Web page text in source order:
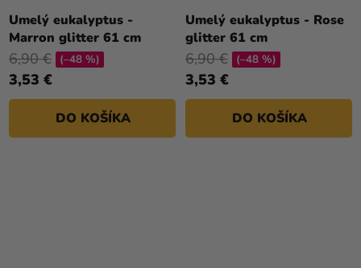
Umelý eukalyptus -
Marron glitter 61 cm
3,53 €
6,90 € (–48 %)
DO KOŠÍKA
Umelý eukalyptus - Rose
glitter 61 cm
3,53 €
6,90 € (–48 %)
DO KOŠÍKA